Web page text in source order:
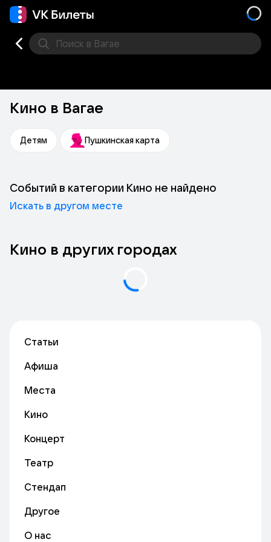
Поиск в Вагае
Кино в Вагае
Детям Пушкинская карта
Событий в категории Кино не найдено
Искать в другом месте
Кино в других городах
Статьи
Афиша
Места
Кино
Концерт
Театр
Стендап
Другое
О нас